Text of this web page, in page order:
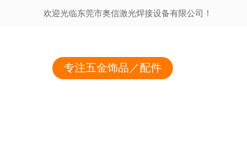
欢迎光临东莞市奥信激光焊接设备有限公司！
专注五金饰品／配件